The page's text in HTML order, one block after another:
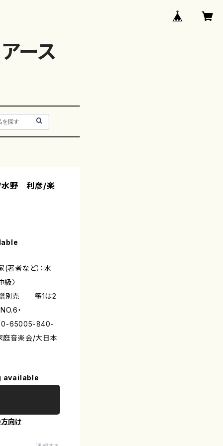
ース
/水野 利彦/楽
著者など）：水
〉
譜別売 筝1は2
・
0-65005-840-
庭音楽会/大日本
available
向け